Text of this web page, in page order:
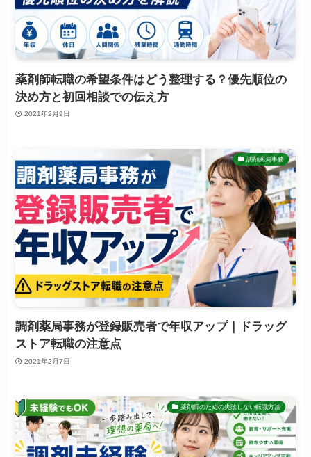
薬剤師転職の希望条件はどう整理する？優先順位の
決め方と初回相談での伝え方
2021年2月9日
調剤薬局事務
調剤薬局事務が登録販売者で年収アップ｜ドラッグ
ストア転職の注意点
2021年2月7日
薬剤師のための失敗しない転職方法